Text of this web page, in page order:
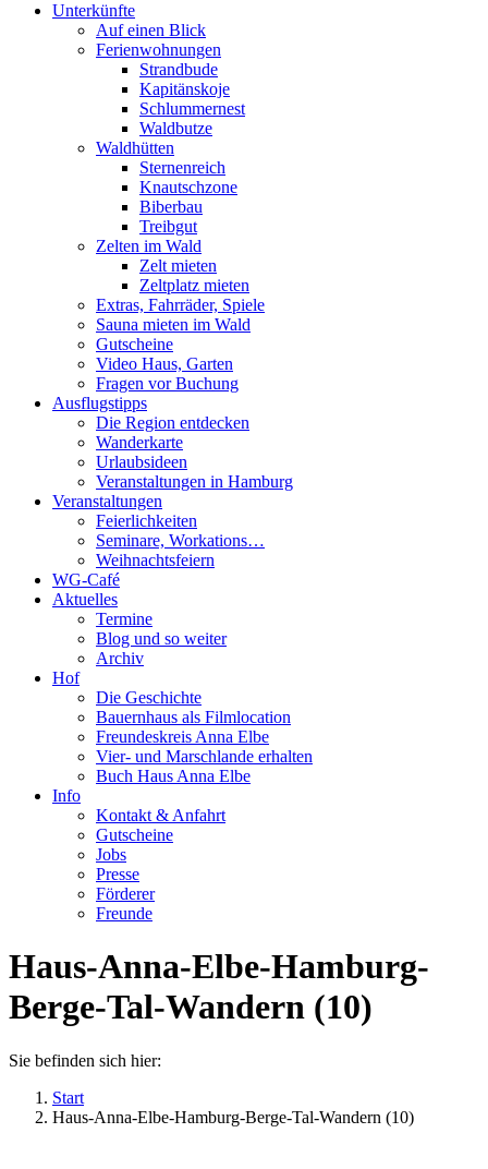
Unterkünfte
Auf einen Blick
Ferienwohnungen
Strandbude
Kapitänskoje
Schlummernest
Waldbutze
Waldhütten
Sternenreich
Knautschzone
Biberbau
Treibgut
Zelten im Wald
Zelt mieten
Zeltplatz mieten
Extras, Fahrräder, Spiele
Sauna mieten im Wald
Gutscheine
Video Haus, Garten
Fragen vor Buchung
Ausflugstipps
Die Region entdecken
Wanderkarte
Urlaubsideen
Veranstaltungen in Hamburg
Veranstaltungen
Feierlichkeiten
Seminare, Workations…
Weihnachtsfeiern
WG-Café
Aktuelles
Termine
Blog und so weiter
Archiv
Hof
Die Geschichte
Bauernhaus als Filmlocation
Freundeskreis Anna Elbe
Vier- und Marschlande erhalten
Buch Haus Anna Elbe
Info
Kontakt & Anfahrt
Gutscheine
Jobs
Presse
Förderer
Freunde
Haus-Anna-Elbe-Hamburg-
Berge-Tal-Wandern (10)
Sie befinden sich hier:
Start
Haus-Anna-Elbe-Hamburg-Berge-Tal-Wandern (10)